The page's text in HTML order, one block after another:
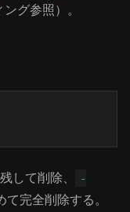
グ参照）。
して削除、
-
完全削除する。